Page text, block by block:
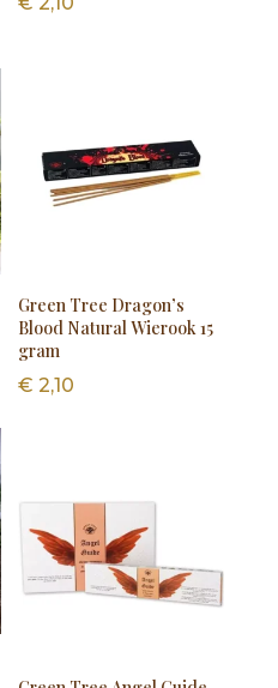
Green Tree Dragon’s
Blood Natural Wierook 15
gram
€ 2,10